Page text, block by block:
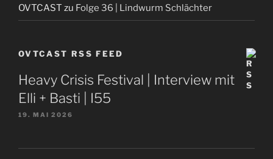
OVTCAST zu Folge 36 | Lindwurm Schlächter
OVTCAST RSS FEED
Heavy Crisis Festival | Interview mit
Elli + Basti | I55
19. MAI 2026